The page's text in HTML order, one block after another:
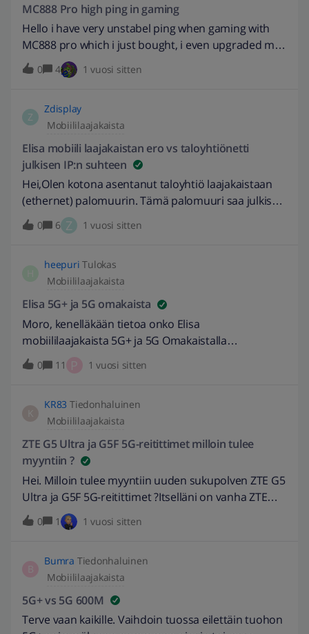
MC888 Pro high ping in gaming
Hello i have very unstabel ping when gaming with
MC888 pro which i just bought, i even upgraded my
subcribtion and it didnt help
0 4 1 vuosi sitten
Z
Zdisplay
Mobiililaajakaista
Elisa mobiili laajakaistan ero vs taloyhtiönetti
julkisen IP:n suhteen
Hei,Olen kotona asentanut taloyhtiö laajakaistaan
(ethernet) palomuurin. Tämä palomuuri saa julkisen
IP osoitteen (vaihtuva) johon pystyn esimerkiksi
ulkoapäin ottamaan yhteyden VPN:llä. Kaikki siis
mobiilikaistan avulla (johon tilattu julkinen IP), eli
jaan 5G yhteyden Opnsense palomuuriin (välissä on
reititin jota olen kokeillut eri moodeissa, Access
point tai repeater) niin en saa millään julkista WAN
IP osoitetta palomuurille, enkä edes
reitittimelle. Onko kyse siitä että Elisan
mobiililaajakaistassa on NAT ja tällöin siihen väliin ei
IP:n? Vai onko kyse siitä että koska jaan 5G yhteyden
puhelimen kautta, se ei siksi toimi?
0 6 Z 1 vuosi sitten
heepuri Tulokas
Mobiililaajakaista
Elisa 5G+ ja 5G omakaista
Moro, kenelläkään tietoa onko Elisa
mobiililaajakaista 5G+ ja 5G Omakaistalla
käytännössä mitään eroa? Itellä testissä tällähetkellä
tuo mobiililaajakaista 5g+ 1000mb ZTE MC7010
parantunut viiveet, siinä 20ms molemmin puolin.
Vanha liittymä normi 5g 1000mb. Onko järkeä lähteä
päivittämään settiä tohon omakaistaan?
0 11 P 1 vuosi sitten
KR83 Tiedonhaluinen
Mobiililaajakaista
ZTE G5 Ultra ja G5F 5G-reitittimet milloin tulee
myyntiin ?
Hei. Milloin tulee myyntiin uuden sukupolven ZTE G5
Ultra ja G5F 5G-reitittimet ?Itselläni on vanha ZTE
MC7010 jonka kanssa on todella paljon ongelmia
eikä yhteyttä saa enää vakaaksi, tilanne vain
Tehty myös reklamaatio Elisalle asiasta.
0 1 1 vuosi sitten
B
Bumra Tiedonhaluinen
Mobiililaajakaista
5G+ vs 5G 600M
Terve vaan kaikille. Vaihdoin tuossa eilettäin tuohon